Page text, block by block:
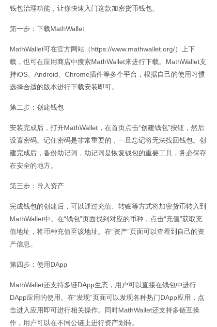
钱包治理功能，让你快速入门这款加密货币钱包。
第一步：下载MathWallet
MathWallet可在官方网站（https://www.mathwallet.org/）上下
载，也可在应用商店中搜索MathWallet来进行下载。MathWallet支
持iOS、Android、Chrome插件等多个平台，根据自己的使用习惯
选择合适的版本进行下载安装即可。
第二步：创建钱包
安装完成后，打开MathWallet，在首页点击“创建钱包”按钮，然后
设置密码。记住密码是非常重要的，一旦忘记将无法找回钱包。创
建完成后，备份助记词，助记词是恢复钱包的重要工具，务必保存
在安全的地方。
第三步：导入资产
完成钱包的创建后，可以通过充值、转账等方式将加密货币转入到
MathWallet中。在“钱包”页面找到对应的币种，点击“充值”获取充
值地址，将币种充值至该地址。在“资产”页面可以查看到自己的资
产信息。
第四步：使用DApp
MathWallet还支持多链DApp生态，用户可以直接在钱包中进行
DApp应用的使用。在“发现”页面可以发现各种热门DApp应用，点
击进入应用即可进行相关操作。同时MathWallet还支持多链互操
作，用户可以在不同公链上进行资产划转。